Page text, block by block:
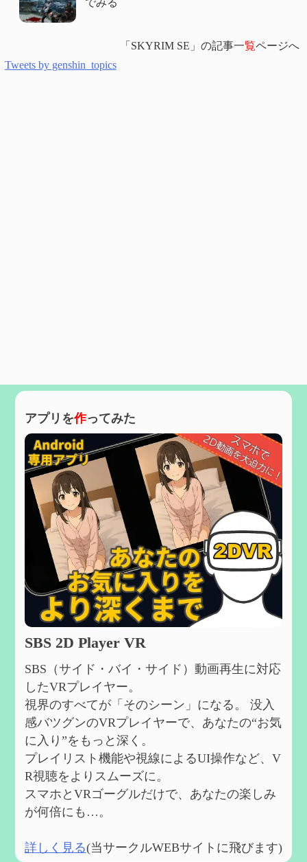
「SKYRIM SE」の記事一覧ページへ
Tweets by genshin_topics
アプリを作ってみた
SBS 2D Player VR
SBS（サイド・バイ・サイド）動画再生に対応
したVRプレイヤー。
視界のすべてが「そのシーン」になる。 没入
感バツグンのVRプレイヤーで、あなたの“お気
に入り”をもっと深く。
プレイリスト機能や視線によるUI操作など、V
R視聴をよりスムーズに。
スマホとVRゴーグルだけで、あなたの楽しみ
が何倍にも…。
詳しく見る(当サークルWEBサイトに飛びます)